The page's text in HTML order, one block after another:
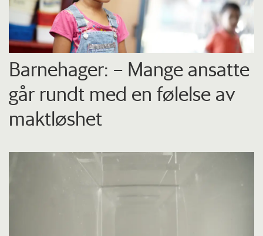
Barnehager: – Mange ansatte
går rundt med en følelse av
maktløshet